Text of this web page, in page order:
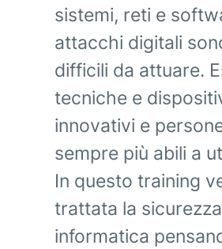
sistemi, reti e
attacchi digitali
difficili da attuare.
tecniche e
innovativi e
sempre più abili a
In questo training
trattata la sicurezza
informatica